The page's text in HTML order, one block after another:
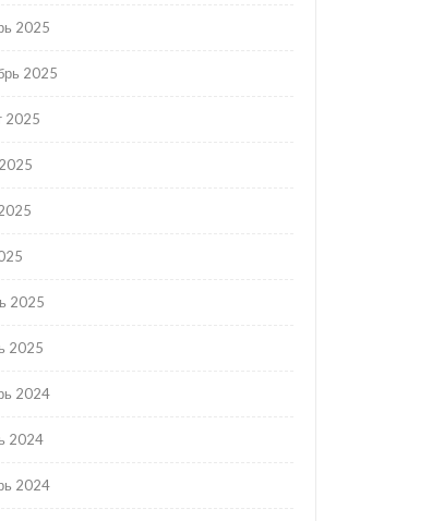
2025
2025
2025
2025
2025
2024
2024
2024